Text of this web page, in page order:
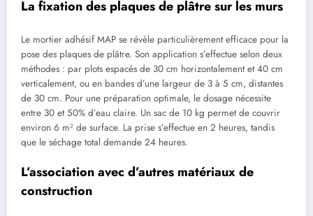
La fixation des plaques de plâtre sur les murs
Le mortier adhésif MAP se révèle particulièrement efficace pour la
pose des plaques de plâtre. Son application s’effectue selon deux
méthodes : par plots espacés de 30 cm horizontalement et 40 cm
verticalement, ou en bandes d’une largeur de 3 à 5 cm, distantes
de 30 cm. Pour une préparation optimale, le dosage nécessite
entre 30 et 50% d’eau claire. Un sac de 10 kg permet de couvrir
environ 6 m² de surface. La prise s’effectue en 2 heures, tandis
que le séchage total demande 24 heures.
L’association avec d’autres matériaux de
construction